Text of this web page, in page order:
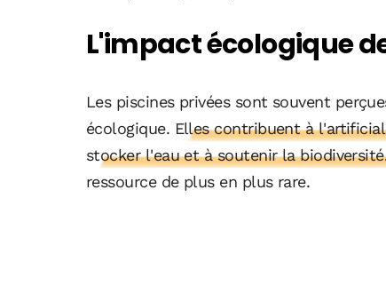
L'impact écologique
Les piscines privées sont souvent
écologique. Elles contribuent à
stocker l'eau et à soutenir la
ressource de plus en plus rare.